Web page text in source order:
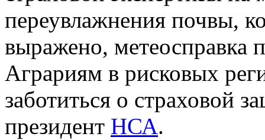
переувлажнения почвы,
выражено, метеосправка
Аграриям в рисковых
заботиться о страховой
президент НСА.